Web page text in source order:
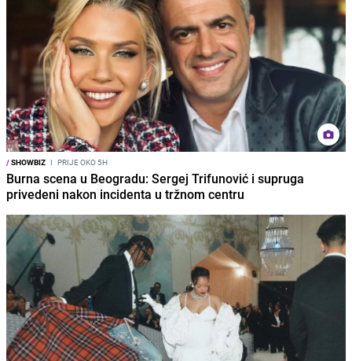
/SHOWBIZ I PRIJE OKO 5H
Burna scena u Beogradu: Sergej Trifunović i supruga
privedeni nakon incidenta u tržnom centru